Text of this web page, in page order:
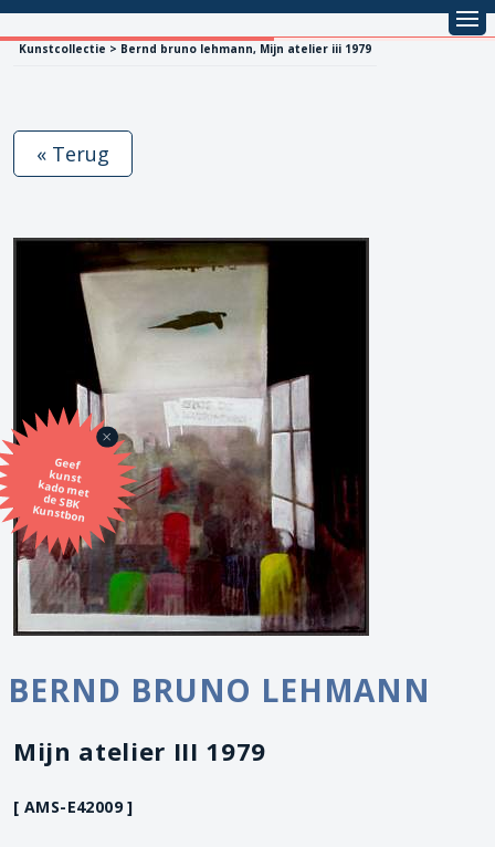
Kunstcollectie > Bernd bruno lehmann, Mijn atelier iii 1979
Geef
kunst
kado met
de SBK
Kunstbon
« Terug
BERND BRUNO LEHMANN
Mijn atelier III 1979
[ AMS-E42009 ]